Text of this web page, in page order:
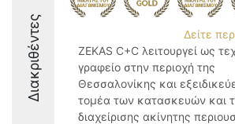
Διακριθέντες
Δείτε
ZEKAS C+C λειτουργεί ως
γραφείο στην περιοχή της
Θεσσαλονίκης και
τομέα των κατασκευών και
διαχείρισης ακίνητης